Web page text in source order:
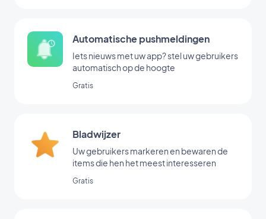
Automatische pushmeldingen
Iets nieuws met uw app? stel uw gebruikers
automatisch op de hoogte
Gratis
Bladwijzer
Uw gebruikers markeren en bewaren de
items die hen het meest interesseren
Gratis